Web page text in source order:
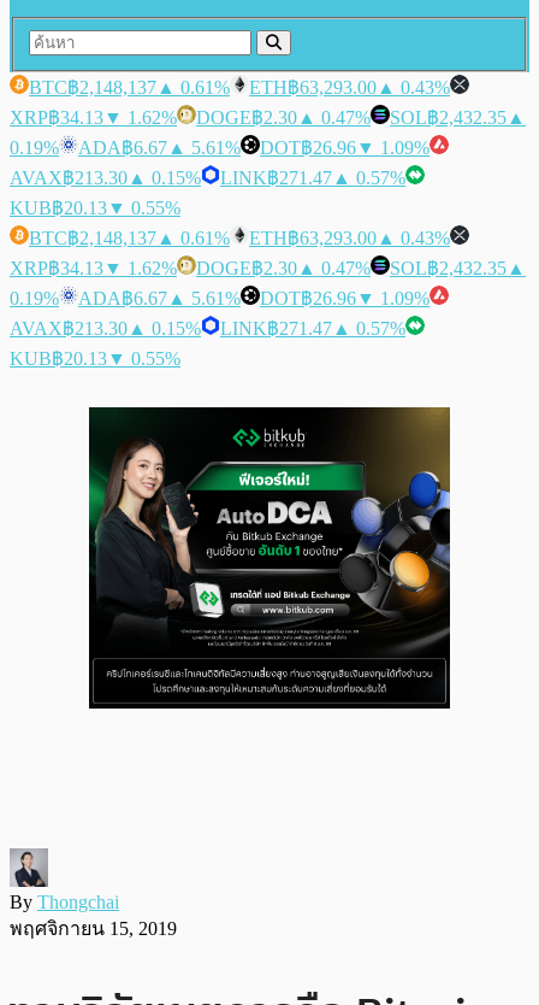
BTC฿2,148,137 ▲ 0.61% ETH฿63,293.00 ▲ 0.43%
XRP฿34.13▼ 1.62% DOGE฿2.30 ▲ 0.47% SOL฿2,432.35 ▲
0.19%
ADA฿6.67 ▲ 5.61% DOT฿26.96▼ 1.09%
AVAX฿213.30 ▲ 0.15% LINK฿271.47 ▲ 0.57%
KUB฿20.13▼ 0.55%
BTC฿2,148,137 ▲ 0.61% ETH฿63,293.00 ▲ 0.43%
XRP฿34.13▼ 1.62% DOGE฿2.30 ▲ 0.47% SOL฿2,432.35 ▲
0.19%
ADA฿6.67 ▲ 5.61% DOT฿26.96▼ 1.09%
AVAX฿213.30 ▲ 0.15% LINK฿271.47 ▲ 0.57%
KUB฿20.13▼ 0.55%
By Thongchai
พฤศจิกายน 15, 2019